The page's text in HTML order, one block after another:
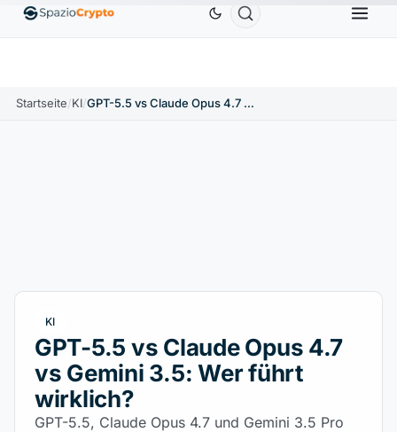
EthereumETH1.880,58 $ Tether USDT0,9991 $ BNBBNB
Startseite/KI/ GPT-5.5 vs Claude Opus 4.7 vs Gemini 3.5: Wer führt wirklich?
KI
GPT-5.5 vs Claude Opus 4.7
vs Gemini 3.5: Wer führt
wirklich?
GPT-5.5, Claude Opus 4.7 und Gemini 3.5 Pro